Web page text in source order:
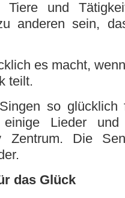
Tiere und
anderen sein,
es macht,
teilt.
so glücklich
einige Lieder
Zentrum. Die
das Glück